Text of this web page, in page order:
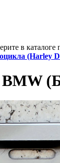
в
(Harley